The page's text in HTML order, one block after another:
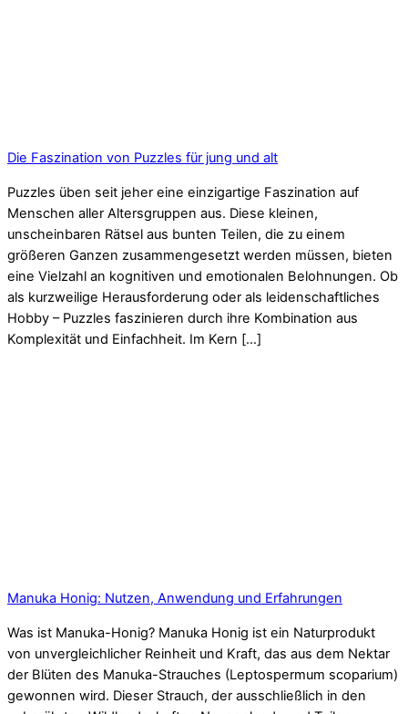
Die Faszination von Puzzles für jung und alt
Puzzles üben seit jeher eine einzigartige Faszination auf
Menschen aller Altersgruppen aus. Diese kleinen,
unscheinbaren Rätsel aus bunten Teilen, die zu einem
größeren Ganzen zusammengesetzt werden müssen, bieten
eine Vielzahl an kognitiven und emotionalen Belohnungen. Ob
als kurzweilige Herausforderung oder als leidenschaftliches
Hobby – Puzzles faszinieren durch ihre Kombination aus
Komplexität und Einfachheit. Im Kern […]
Manuka Honig: Nutzen, Anwendung und Erfahrungen
Was ist Manuka-Honig? Manuka Honig ist ein Naturprodukt
von unvergleichlicher Reinheit und Kraft, das aus dem Nektar
der Blüten des Manuka-Strauches (Leptospermum scoparium)
gewonnen wird. Dieser Strauch, der ausschließlich in den